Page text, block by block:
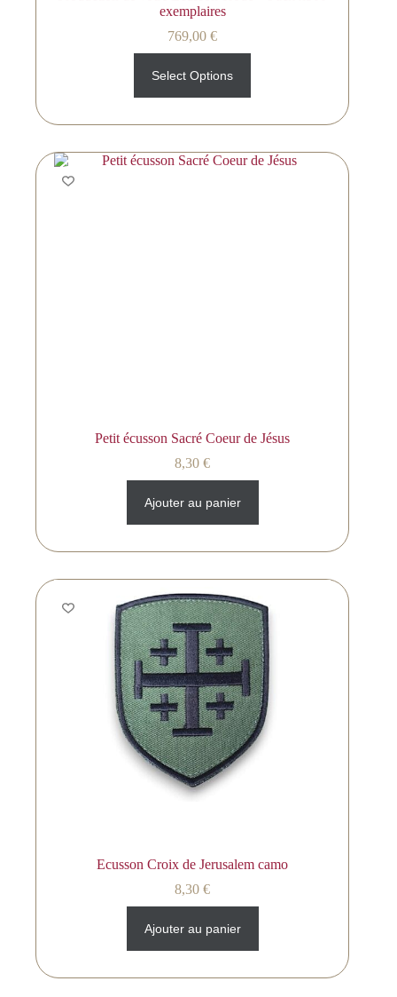
exemplaires
769,00€
Select Options
Petit écusson Sacré Coeur de Jésus
8,30€
Ajouter au panier
Ecusson Croix de Jerusalem camo
8,30€
Ajouter au panier